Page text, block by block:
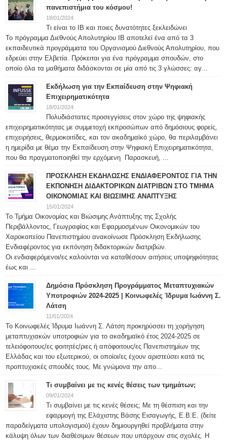
πανεπιστήμια του κόσμου!
18/01/2024
Τι είναι το IB και ποιες δυνατότητες ξεκλειδώνει
Το πρόγραμμα Διεθνούς Απολυτηρίου IB αποτελεί ένα από τα 3
εκπαιδευτικά προγράμματα του Οργανισμού Διεθνούς Απολυτηρίου, που
εδρεύει στην Ελβετία. Πρόκειται για ένα πρόγραμμα σπουδών, στο
οποίο όλα τα μαθήματα διδάσκονται σε μία από τις 3 γλώσσες: αγ...
Εκδήλωση για την Εκπαίδευση στην Ψηφιακή
Επιχειρηματικότητα
18/01/2024
Πολυδιάστατες προσεγγίσεις στον χώρο της ψηφιακής
επιχειρηματικότητας με συμμετοχή εκπροσώπων από δημόσιους φορείς,
επιχειρήσεις, θερμοκοιτίδες, και τον ακαδημαϊκό χώρο, θα περιλαμβάνει
η ημερίδα με θέμα την Εκπαίδευση στην Ψηφιακή Επιχειρηματικότητα,
που θα πραγματοποιηθεί την ερχόμενη Παρασκευή, ...
ΠΡΟΣΚΛΗΣΗ ΕΚΔΗΛΩΣΗΣ ΕΝΔΙΑΦΕΡΟΝΤΟΣ ΓΙΑ ΤΗΝ
ΕΚΠΟΝΗΣΗ ΔΙΔΑΚΤΟΡΙΚΩΝ ΔΙΑΤΡΙΒΩΝ ΣΤΟ ΤΜΗΜΑ
ΟΙΚΟΝΟΜΙΑΣ ΚΑΙ ΒΙΩΣΙΜΗΣ ΑΝΑΠΤΥΞΗΣ
15/01/2024
Το Τμήμα Οικονομίας και Βιώσιμης Ανάπτυξης της Σχολής
Περιβάλλοντος, Γεωγραφίας και Εφαρμοσμένων Οικονομικών του
Χαροκοπείου Πανεπιστημίου ανακοίνωσε Πρόσκληση Εκδήλωσης
Ενδιαφέροντος για εκπόνηση διδακτορικών διατριβών.
Οι ενδιαφερόμενοι/ες καλούνται να καταθέσουν αιτήσεις υποψηφιότητας
έως και ...
Δημόσια Πρόσκληση Προγράμματος Μεταπτυχιακών
Υποτροφιών 2024-2025 | Κοινωφελές Ίδρυμα Ιωάννη Σ.
Λάτση
11/01/2024
Το Κοινωφελές Ίδρυμα Ιωάννη Σ. Λάτση προκηρύσσει τη χορήγηση
μεταπτυχιακών υποτροφιών για το ακαδημαϊκό έτος 2024-2025 σε
τελειόφοιτους/ες φοιτητές/ριες ή απόφοιτους/ες Πανεπιστημίων της
Ελλάδας και του εξωτερικού, οι οποίοι/ες έχουν αριστεύσει κατά τις
προπτυχιακές σπουδές τους. Με γνώμονα την απο...
Τι συμβαίνει με τις κενές θέσεις των τμημάτων;
09/01/2024
Τι συμβαίνει με τις κενές θέσεις; Με τη θέσπιση και την
εφαρμογή της Ελάχιστης Βάσης Εισαγωγής, Ε.Β.Ε. (δείτε
παραδείγματα υπολογισμού) έχουν δημιουργηθεί προβλήματα στην
κάλυψη όλων των διαθέσιμων θέσεων που υπάρχουν στις σχολές. Η